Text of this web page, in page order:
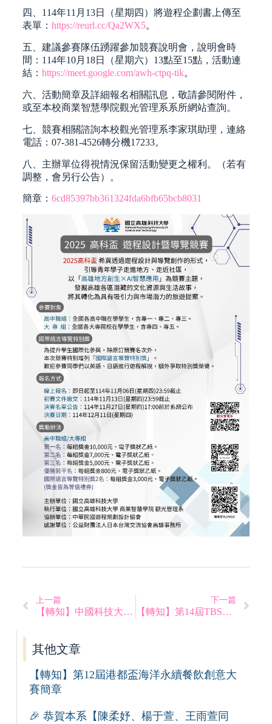
四、114年11月13日（星期四）將遊程企劃書上傳至
表單： https://reurl.cc/Qa2WX5。
五、建議參賽隊伍踴躍參加競賽說明會，說明會時
間：114年10月18日（星期六）13點至15點，活動連
結： https://meet.google.com/awh-ctpq-tik。
六、活動簡章及詳細報名相關訊息，敬請參閱附件，
或至本校商業智慧學院觀光管理系系所網站查詢。
七、競賽相關諮詢本校觀光管理系李家琪助理，連絡
電話：07-381-4526轉分機17233。
八、主辦單位得視情況保留活動變更之權利。（若有
調整，會另行公告）。
簡章： 6cd85397bb361324fda6bfb65bcb8031
上一篇
【轉知】中國科技大學新竹校區2025全國創意烘焙競賽「圓滿」競賽辦法
下一篇
【轉知】第14屆TBSA 全國大專創新企劃競賽
其他文章
【轉知】第12屆港都盃海洋永續餐飲創意大
賽簡章
🎉 恭賀本系【陳柔妤、楊于萱、王雨萱同